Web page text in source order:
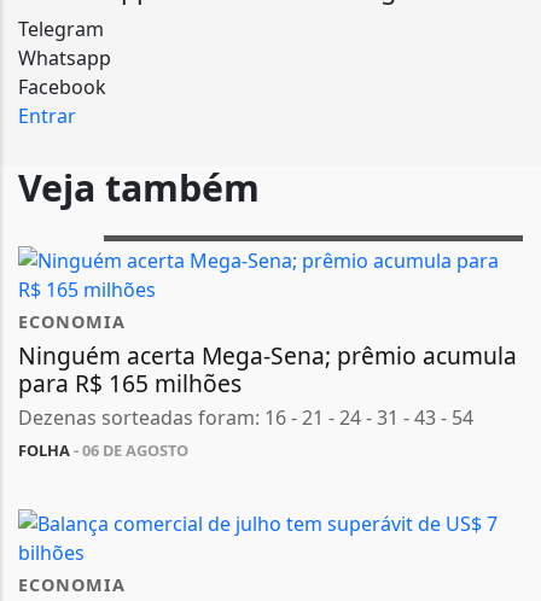
Telegram
Whatsapp
Facebook
Entrar
Veja também
ECONOMIA
Ninguém acerta Mega-Sena; prêmio acumula
para R$ 165 milhões
Dezenas sorteadas foram: 16 - 21 - 24 - 31 - 43 - 54
FOLHA- 06 DE AGOSTO
ECONOMIA